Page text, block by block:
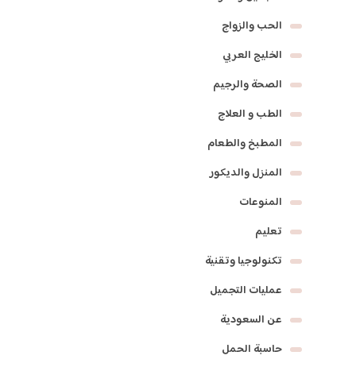
الحب والزواج
الخليج العربي
الصحة والرجيم
الطب و العلاج
المطبخ والطعام
المنزل والديكور
المنوعات
تعليم
تكنولوجيا وتقنية
عمليات التجميل
عن السعودية
حاسبة الحمل